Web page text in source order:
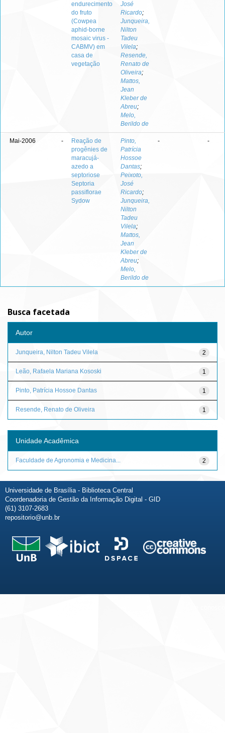
endurecimento
do fruto
(Cowpea
aphid-borne
mosaic virus -
CABMV) em
casa de
vegetação
José
Ricardo;
Junqueira,
Nilton
Tadeu
Vilela;
Resende,
Renato de
Oliveira;
Mattos,
Jean
Kleber de
Abreu;
Melo,
Berildo de
Mai-2006 -
Reação de
progênies de
maracujá-
azedo a
septoriose
Septoria
passiflorae
Sydow
Pinto,
Patrícia
Hossoe
Dantas;
Peixoto,
José
Ricardo;
Junqueira,
Nilton
Tadeu
Vilela;
Mattos,
Jean
Kleber de
Abreu;
Melo,
Berildo de
- -
Busca facetada
Autor
2
Junqueira, Nilton Tadeu Vilela
1
Leão, Rafaela Mariana Kososki
1
Pinto, Patrícia Hossoe Dantas
1
Resende, Renato de Oliveira
Unidade Acadêmica
2
Faculdade de Agronomia e Medicina...
Universidade de Brasília - Biblioteca Central
Coordenadoria de Gestão da Informação Digital - GID
(61) 3107-2683
repositorio@unb.br